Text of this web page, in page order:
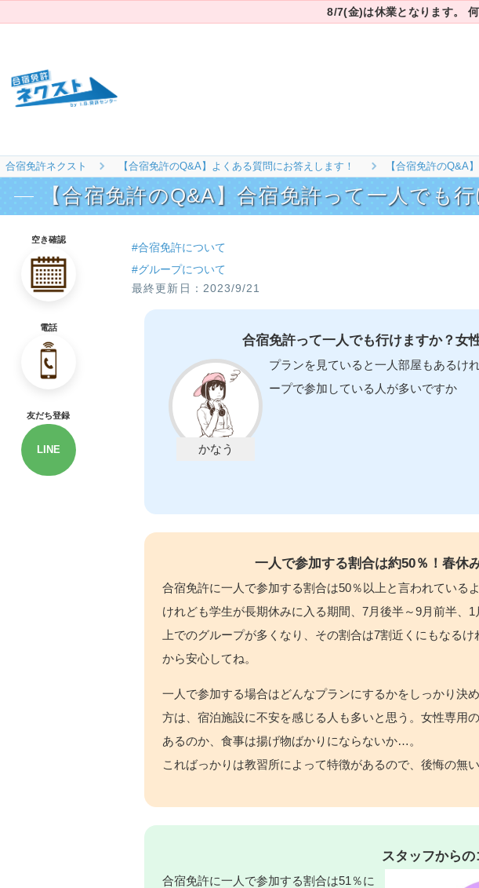
8/7(金)は休業となります。
合宿免許ネクスト 【合宿免許のQ&A】よくある質問にお答えします！ 【合宿免許のQ&A
【合宿免許のQ&A】合宿免許って一人でも
空き確認
電話
友だち登録
LINE
#合宿免許について
#グループについて
2023/9/21
合宿免許って一人でも行けますか？女
プランを見ていると一人部屋もあるけ
ープで参加している人が多いですか
一人で参加する割合は約50％！春休
合宿免許に一人で参加する割合は50％以上と言われているよ
けれども学生が長期休みに入る期間、7月後半～9月前半、
上でのグループが多くなり、その割合は7割近くにもなる
から安心してね。
一人で参加する場合はどんなプランにするかをしっかり決
方は、宿泊施設に不安を感じる人も多いと思う。女性専用
あるのか、食事は揚げ物ばかりにならないか…。
こればっかりは教習所によって特徴があるので、後悔の無
スタッフからの
合宿免許に一人で参加する割合は51％に